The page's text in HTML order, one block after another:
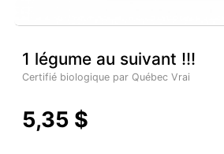
1 légume au suivant !!!
Certifié biologique par Québec Vrai
5,35 $